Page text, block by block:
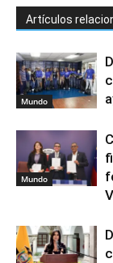
Artículos
Mundo
Mundo